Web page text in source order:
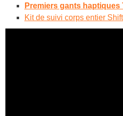
Premiers gants haptiques
Kit de suivi corps entier